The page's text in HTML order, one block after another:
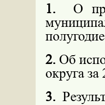
1.
О
2. Об
округа за
3.